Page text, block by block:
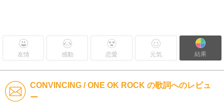
友情 感動 恋愛 元気 結果
CONVINCING / ONE OK ROCK の歌詞へのレビュ
ー